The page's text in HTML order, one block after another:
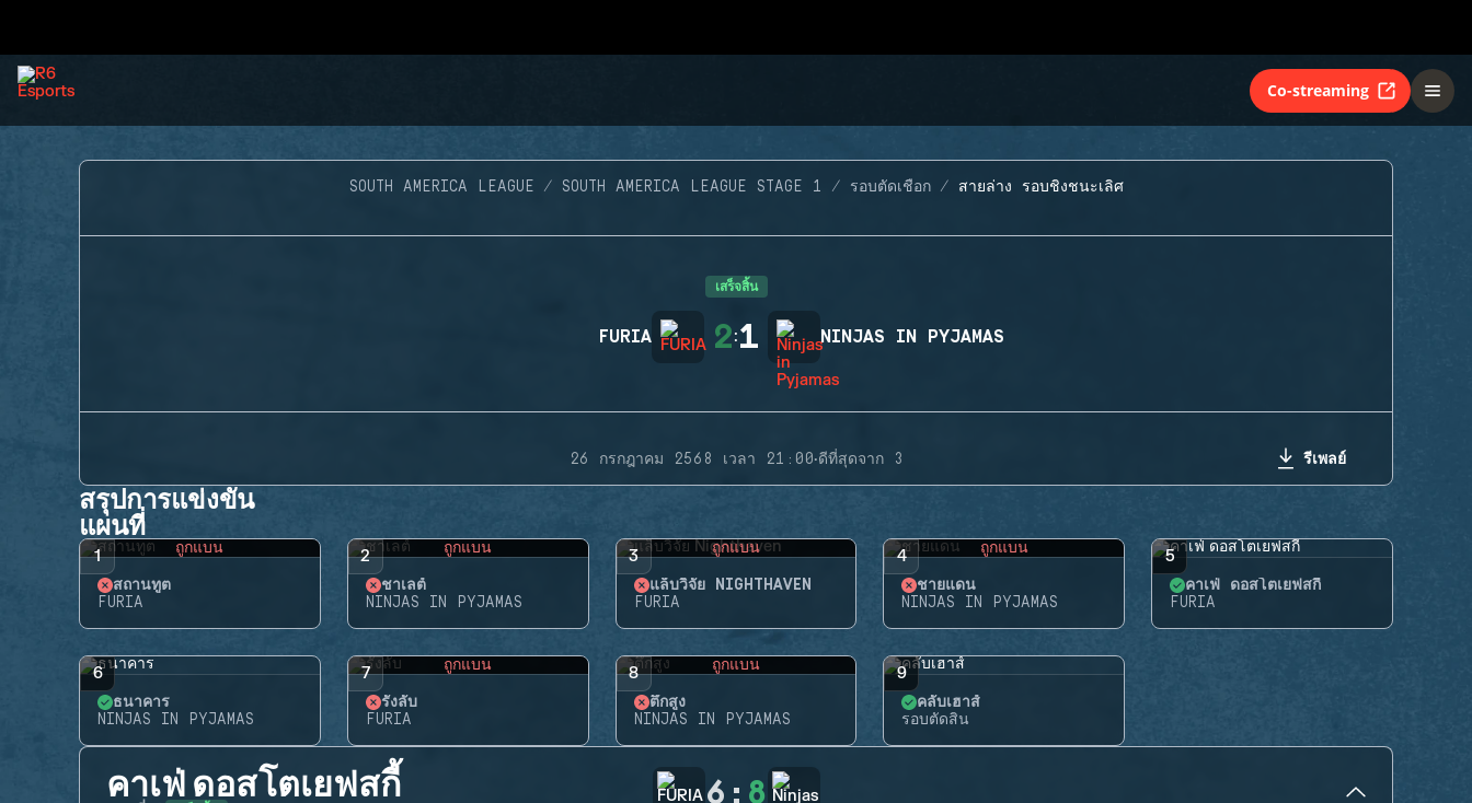
Co-streaming
SOUTH AMERICA LEAGUE SOUTH AMERICA LEAGUE STAGE 1 รอบตัดเชือก สายล่าง รอบชิงชนะเลิศ
เสร็จสิ้น
FURIA 2:1 NINJAS IN PYJAMAS
26 กรกฎาคม 2568 เวลา 21:00·ดีที่สุดจาก 3 รีเพลย์
สรุปการแข่งขัน
แผนที่
1 ถูกแบน
สถานทูต
FURIA
2 ถูกแบน
ชาเลต์
NINJAS IN PYJAMAS
3 ถูกแบน
แล็บวิจัย NIGHTHAVEN
FURIA
4 ถูกแบน
ชายแดน
NINJAS IN PYJAMAS
5
คาเฟ่ ดอสโตเยฟสกี้
FURIA
6
ธนาคาร
NINJAS IN PYJAMAS
7 ถูกแบน
รังลับ
FURIA
8 ถูกแบน
ตึกสูง
NINJAS IN PYJAMAS
9
คลับเฮาส์
รอบตัดสิน
คาเฟ่ ดอสโตเยฟสกี้ 6 : 8